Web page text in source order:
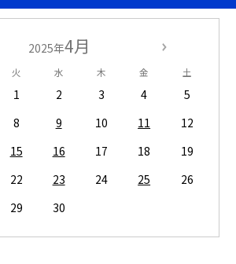
2025年4月
火 水 木 金 土
1 2 3 4
5
8 9 10 11
12
15 16 17 18
19
22 23 24 25
26
29 30